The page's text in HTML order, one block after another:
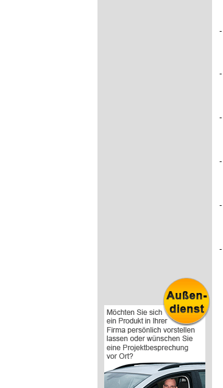
-
-
-
-
-
-